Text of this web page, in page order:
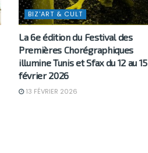
BIZ'ART & CULT
La 6e édition du Festival des
Premières Chorégraphiques
illumine Tunis et Sfax du 12 au 15
février 2026
13 FÉVRIER 2026